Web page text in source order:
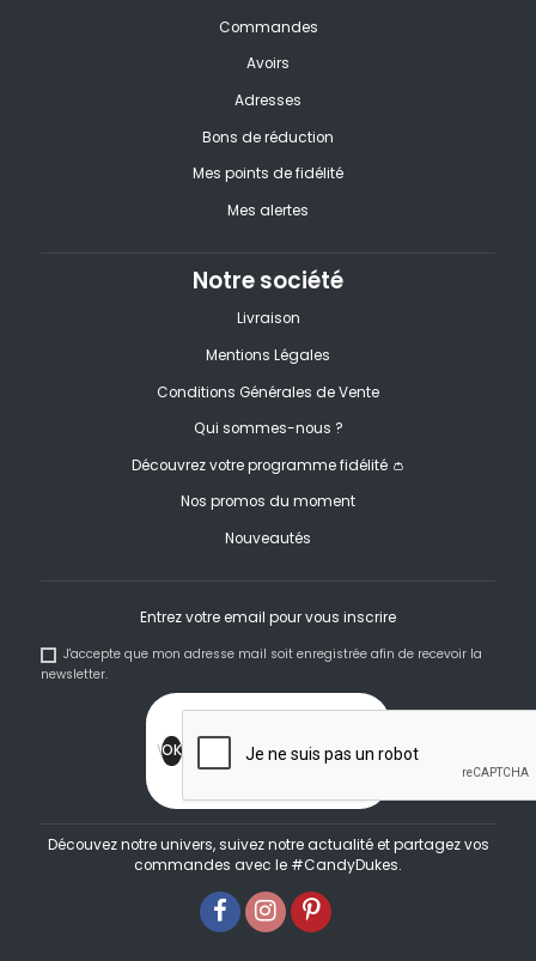
Commandes
Avoirs
Adresses
Bons de réduction
Mes points de fidélité
Mes alertes
Notre société
Livraison
Mentions Légales
Conditions Générales de Vente
Qui sommes-nous ?
Découvrez votre programme fidélité 👛
Nos promos du moment
Nouveautés
Entrez votre email pour vous inscrire
J'accepte que mon adresse mail soit enregistrée afin de recevoir la
newsletter.
Découvez notre univers, suivez notre actualité et partagez vos
commandes avec le #CandyDukes.